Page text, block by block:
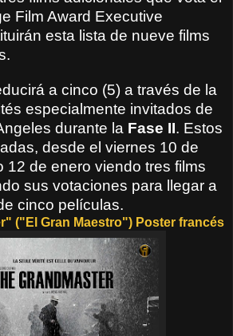
Film Award Executive
esta lista de nueve films
a cinco (5) a través de la
especialmente invitados de
durante la Fase II. Estos
desde el viernes 10 de
12 de enero viendo tres films
sus votaciones para llegar a
cinco películas.
("El Gran Maestro") Poster francés